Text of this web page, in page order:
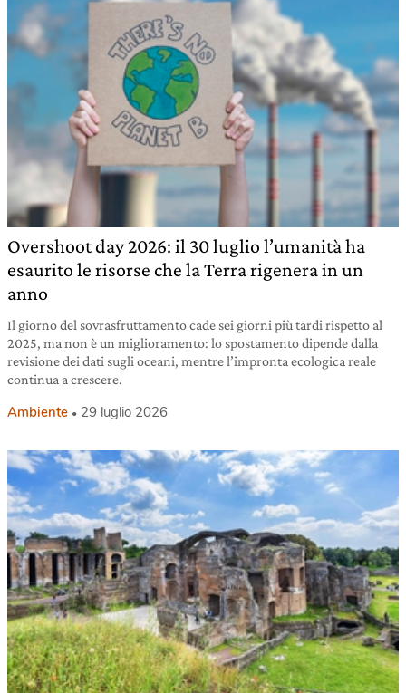
Overshoot day 2026: il 30 luglio l’umanità ha
esaurito le risorse che la Terra rigenera in un
anno
Il giorno del sovrasfruttamento cade sei giorni più tardi rispetto al
2025, ma non è un miglioramento: lo spostamento dipende dalla
revisione dei dati sugli oceani, mentre l’impronta ecologica reale
continua a crescere.
Ambiente 29 luglio 2026